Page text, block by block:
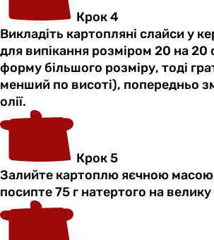
Крок 4
Викладіть картопляні слайси у
для випікання розміром 20 на
форму більшого розміру, тоді
менший по висоті), попередньо
олії.
Крок 5
Залийте картоплю яєчною
посипте 75 г натертого на